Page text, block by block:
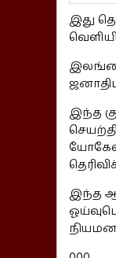
இது
இந்த
இந்த